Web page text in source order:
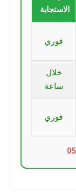
الاستجابة
فوري
خلال
ساعة
فوري